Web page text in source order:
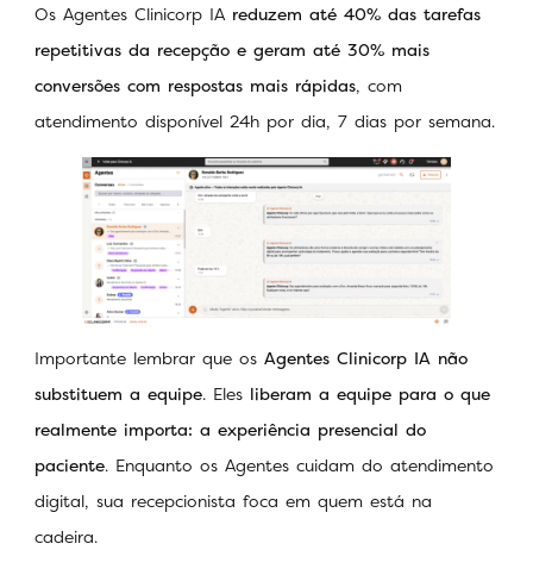
Os Agentes Clinicorp IA reduzem até 40% das tarefas
repetitivas da recepção e geram até 30% mais
conversões com respostas mais rápidas, com
atendimento disponível 24h por dia, 7 dias por semana.
Importante lembrar que os Agentes Clinicorp IA não
substituem a equipe. Eles liberam a equipe para o que
realmente importa: a experiência presencial do
paciente. Enquanto os Agentes cuidam do atendimento
digital, sua recepcionista foca em quem está na
cadeira.